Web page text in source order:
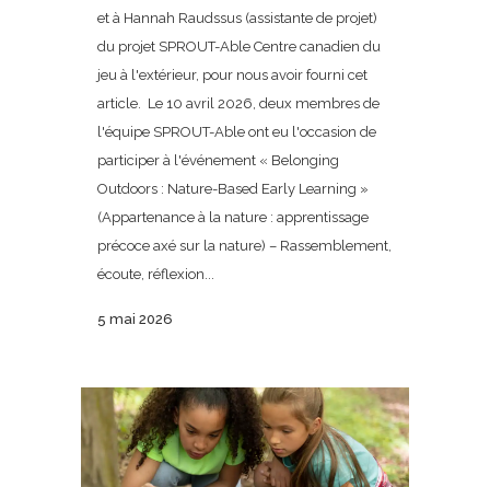
et à Hannah Raudssus (assistante de projet)
du projet SPROUT-Able Centre canadien du
jeu à l'extérieur, pour nous avoir fourni cet
article. Le 10 avril 2026, deux membres de
l'équipe SPROUT-Able ont eu l'occasion de
participer à l'événement « Belonging
Outdoors : Nature-Based Early Learning »
(Appartenance à la nature : apprentissage
précoce axé sur la nature) – Rassemblement,
écoute, réflexion...
5 mai 2026